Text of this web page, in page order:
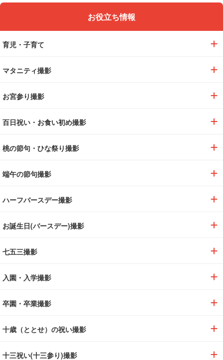
お役立ち情報
育児・子育て
マタニティ撮影
お宮参り撮影
百日祝い・お食い初め撮影
桃の節句・ひな祭り撮影
端午の節句撮影
ハーフバースデー撮影
お誕生日(バースデー)撮影
七五三撮影
入園・入学撮影
卒園・卒業撮影
十歳（ととせ）の祝い撮影
十三祝い(十三参り)撮影